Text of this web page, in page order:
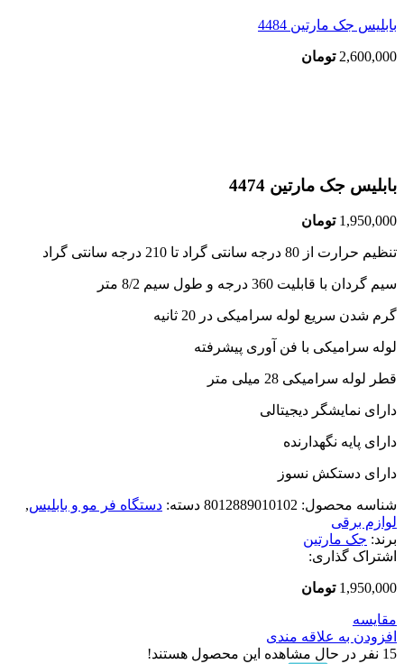
بابلیس جک مارتین 4484
2,600,000 تومان
بابلیس جک مارتین 4474
1,950,000 تومان
تنظیم حرارت از 80 درجه سانتی گراد تا 210 درجه سانتی گراد
سیم گردان با قابلیت 360 درجه و طول سیم 8/2 متر
گرم شدن سریع لوله سرامیکی در 20 ثانیه
لوله سرامیکی با فن آوری پیشرفته
قطر لوله سرامیکی 28 میلی متر
دارای نمایشگر دیجیتالی
دارای پایه نگهدارنده
دارای دستکش نسوز
شناسه محصول: 8012889010102 دسته: دستگاه فر مو و بابلیس,
لوازم برقی
برند: جک مارتین
اشتراک گذاری:
1,950,000 تومان
مقایسه
افزودن به علاقه مندی
15 نفر در حال مشاهده این محصول هستند!